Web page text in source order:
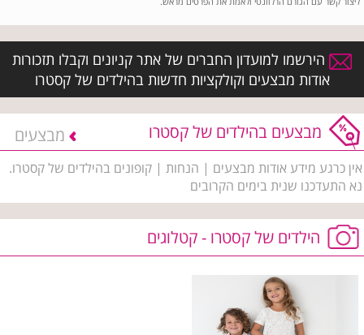
הירשמו למועדון החברים של אתר קניונים וקבלו תזכורות
אודות מבצעים וקולקציות חדשות בהילדים של קסטרו
מבצעים בהילדים של קסטרו מבצעים
אין כרגע מידע אודות מבצעים | הנחות | קופונים בהילדים של קסטרו.
נא התעדכנו שנית בימים הקרובים
הילדים של קסטרו - קטלוגים